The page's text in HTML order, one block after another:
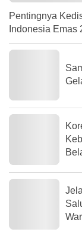
Pentingnya
Indonesia Emas